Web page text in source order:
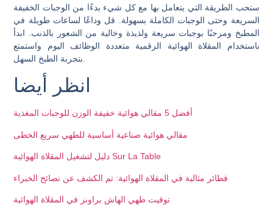
ستحب الطريقة التي يتعامل بها مع كل شيء بدءًا من الوجبات الخفيفة
السريعة وحتى الوجبات الكاملة بسهولة. قل وداعًا لساعات طويلة في
المطبخ ومرحبًا بوجبات سريعة ولذيذة وخالية من الشعور بالذنب. ابدأ
باستخدام المقلاة الهوائية الرقمية متعددة الوظائف اليوم واستمتع
انظر أيضا
مقالي هوائية صناعية أساسية للطهي سريع الخطى
دليل لتشغيل المقلاة الهوائية Sur La Table
فطائر مثالية في المقلاة الهوائية: تم الكشف عن نصائح الخبراء
توقيت طهي الهاش براونز في المقلاة الهوائية